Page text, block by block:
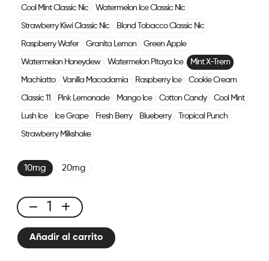
Cool Mint Classic Nic Watermelon Ice Classic Nic
Strawberry Kiwi Classic Nic Blond Tobacco Classic Nic
Raspberry Wafer Granita Lemon Green Apple
Watermelon Honeydew Watermelon Pitaya Ice Mint X-Trem
Machiatto Vanilla Macadamia Raspberry Ice Cookie Cream
Classic 11 Pink Lemonade Mango Ice Cotton Candy Cool Mint
Lush Ice Ice Grape Fresh Berry Blueberry Tropical Punch
Strawberry Milkshake
10mg 20mg
E-
liquid
10mlAñadir al carrito